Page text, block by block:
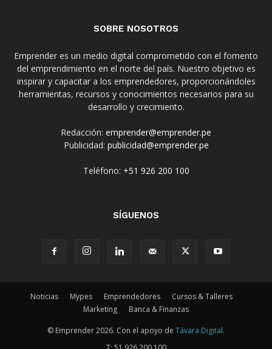
SOBRE NOSOTROS
Emprender es un medio digital comprometido con el fomento
del emprendimiento en el norte del país. Nuestro objetivo es
inspirar y capacitar a los emprendedores, proporcionándoles
herramientas, recursos y conocimientos necesarios para su
desarrollo y crecimiento.
Redacción: emprender@emprender.pe
Publicidad: publicidad@emprender.pe
Teléfono: +51 926 200 100
SÍGUENOS
Noticias Mypes Emprendedores
Cursos & Talleres
Marketing
Banca & Finanzas
© Emprender 2026. Con el apoyo de Távara Digital.